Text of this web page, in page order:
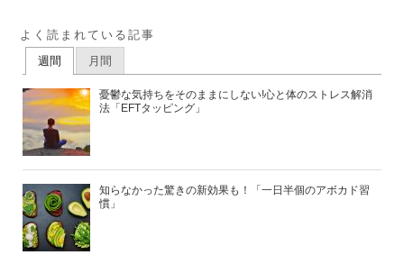
よく読まれている記事
週間 月間
憂鬱な気持ちをそのままにしない!心と体のストレス解消
法「EFTタッピング」
知らなかった驚きの新効果も！「一日半個のアボカド習
慣」